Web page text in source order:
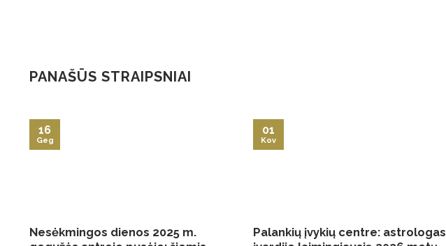
PANAŠŪS STRAIPSNIAI
Nesėkmingos dienos 2025 m.
16
Geg
Palankių įvykių centre: astrologas
01
Kov